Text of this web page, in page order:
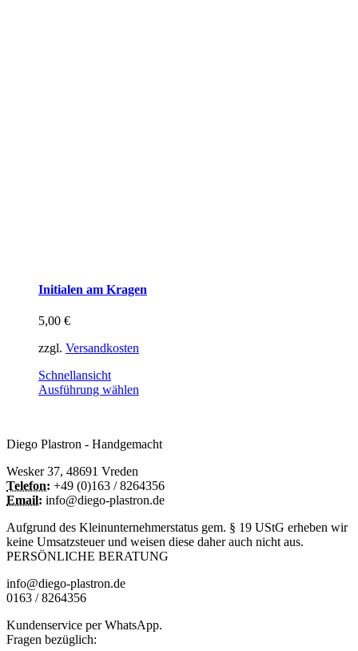
Initialen am Kragen
5,00 €
zzgl. Versandkosten
Schnellansicht
Ausführung wählen
Varianten
Optionen
können
der
Produktseite
gewählt
Diego Plastron - Handgemacht
Wesker 37, 48691 Vreden
Telefon: +49 (0)163 / 8264356
Email: info@diego-plastron.de
Aufgrund des Kleinunternehmerstatus gem. § 19 UStG erheben wir
keine Umsatzsteuer und weisen diese daher auch nicht aus.
PERSÖNLICHE BERATUNG
info@diego-plastron.de
0163 / 8264356
Kundenservice per WhatsApp.
Fragen bezüglich: